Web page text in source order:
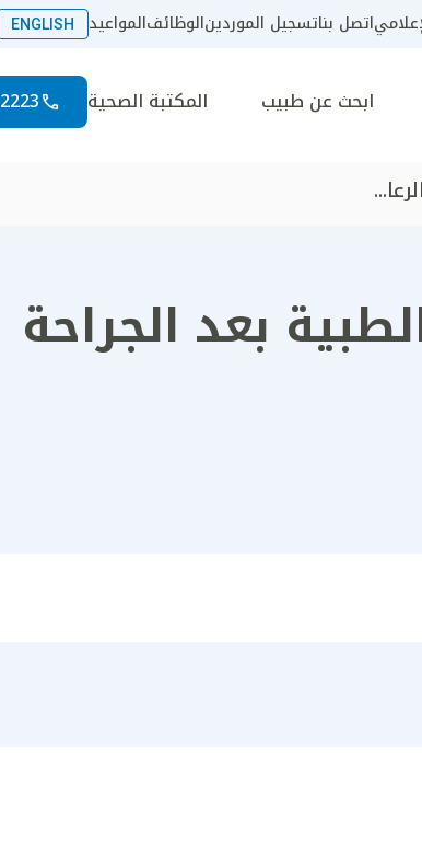
اتصل بناتسجيل الموردينالوظائفالمواعيد ENGLISH
ابحث عن طبيب المكتبة الصحية 2223 8 800
بعد الجراحة